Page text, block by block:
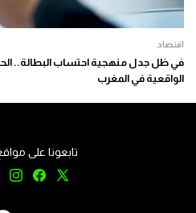
اقتصاد
الواقعية في المغرب
تابعونا على